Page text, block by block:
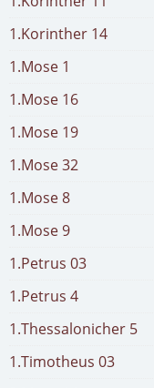
1.Korinther 14
1.Mose 1
1.Mose 16
1.Mose 19
1.Mose 32
1.Mose 8
1.Mose 9
1.Petrus 03
1.Petrus 4
1.Thessalonicher 5
1.Timotheus 03